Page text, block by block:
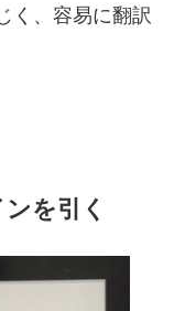
く、容易に翻訳
を引く